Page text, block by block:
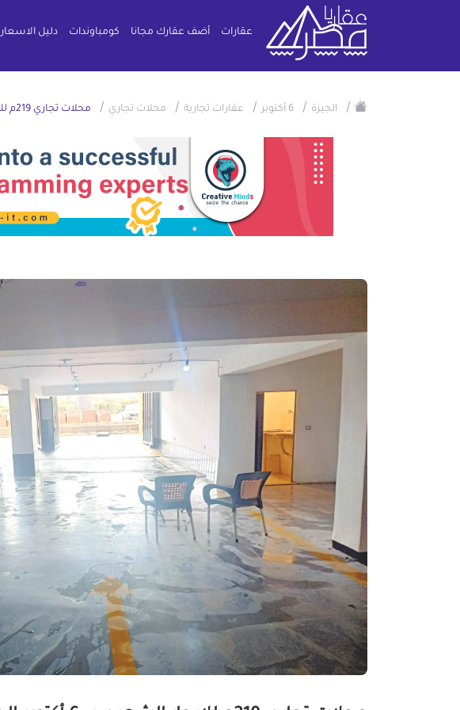
عقارات أضف عقارك مجانا كومباوندات دليل الاسعار
/ الجيزة / 6 أكتوبر / عقارات تجارية / محلات تجاري / محلات تجاري 219م للايجار الشهرى ب6 أكتوبر الجيزة